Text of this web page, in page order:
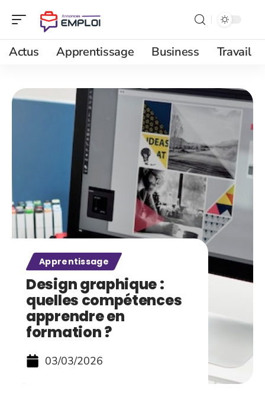
Actus Apprentissage Business Travail
Apprentissage
Design graphique :
quelles compétences
apprendre en
formation ?
03/03/2026